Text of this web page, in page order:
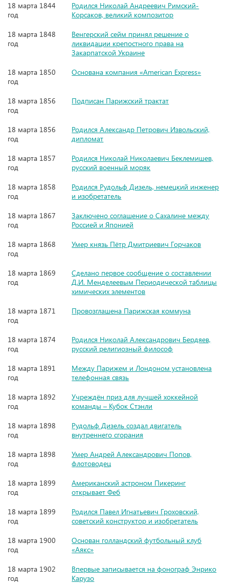
18 марта 1844
год
Родился Николай Андреевич Римский-
Корсаков, великий композитор
18 марта 1848
год
Венгерский сейм принял решение о
ликвидации крепостного права на
Закарпатской Украине
18 марта 1850
год
Основана компания «American Express»
18 марта 1856
год
Подписан Парижский трактат
18 марта 1856
год
Родился Александр Петрович Извольский,
дипломат
18 марта 1857
год
Родился Николай Николаевич Беклемишев,
русский военный моряк
18 марта 1858
год
Родился Рудольф Дизель, немецкий инженер
и изобретатель
18 марта 1867
год
Заключено соглашение о Сахалине между
Россией и Японией
18 марта 1868
год
Умер князь Пётр Дмитриевич Горчаков
18 марта 1869
год
Сделано первое сообщение о составлении
Д.И. Менделеевым Периодической таблицы
химических элементов
18 марта 1871
год
Провозглашена Парижская коммуна
18 марта 1874
год
Родился Николай Александрович Бердяев,
русский религиозный философ
18 марта 1891
год
Между Парижем и Лондоном установлена
телефонная связь
18 марта 1892
год
Учреждён приз для лучшей хоккейной
команды – Кубок Стэнли
18 марта 1898
год
Рудольф Дизель создал двигатель
внутреннего сгорания
18 марта 1898
год
Умер Андрей Александрович Попов,
флотоводец
18 марта 1899
год
Американский астроном Пикеринг
открывает Феб
18 марта 1899
год
Родился Павел Игнатьевич Гроховский,
советский конструктор и изобретатель
18 марта 1900
год
Основан голландский футбольный клуб
«Аякс»
18 марта 1902
год
Впервые записывается на фонограф Энрико
Карузо